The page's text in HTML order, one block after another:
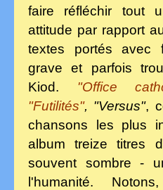
faire réfléchir tout
attitude par rapport
textes portés avec
grave et parfois
Kiod. "Office
"Futilités", "Versus",
chansons les plus
album treize titres
souvent sombre -
l'humanité.